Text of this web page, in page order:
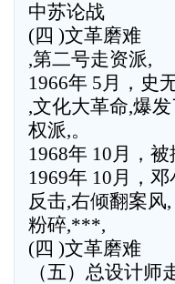
中苏论战
(四 )文革磨难
,第二号走资派,
1966年 5月，史
,文化大革命,爆
权派,。
1968年 10月，
1969年 10月，
反击,右倾翻案风,
粉碎,***,
(四 )文革磨难
（五）总设计